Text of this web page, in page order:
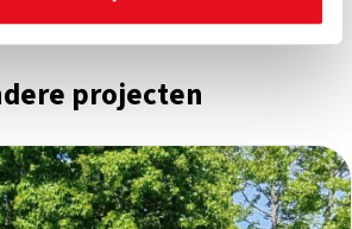
projecten